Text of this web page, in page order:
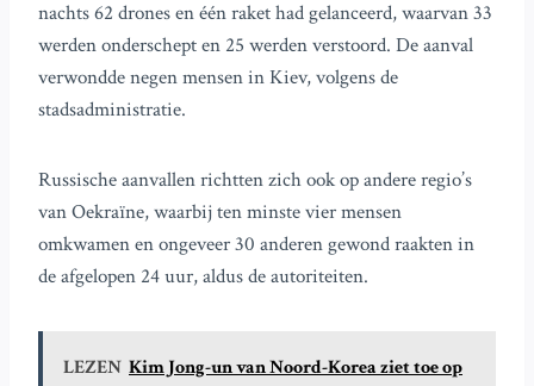
nachts 62 drones en één raket had gelanceerd, waarvan 33
werden onderschept en 25 werden verstoord. De aanval
verwondde negen mensen in Kiev, volgens de
stadsadministratie.
Russische aanvallen richtten zich ook op andere regio’s
van Oekraïne, waarbij ten minste vier mensen
omkwamen en ongeveer 30 anderen gewond raakten in
de afgelopen 24 uur, aldus de autoriteiten.
LEZEN Kim Jong-un van Noord-Korea ziet toe op